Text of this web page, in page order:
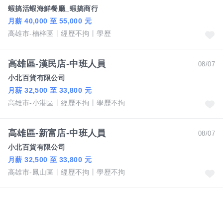
蝦搞活蝦海鮮餐廳_蝦搞商行
月薪 40,000 至 55,000 元
高雄市-楠梓區
經歷不拘 學歷
08/07
高雄區-漢民店-中班人員
小北百貨有限公司
月薪 32,500 至 33,800 元
高雄市-小港區
經歷不拘 學歷不拘
08/07
高雄區-新富店-中班人員
小北百貨有限公司
月薪 32,500 至 33,800 元
高雄市-鳳山區
經歷不拘 學歷不拘